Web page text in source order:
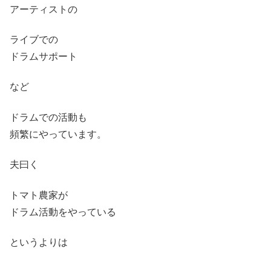
アーティストの
ライブでの
ドラムサポート
など
ドラムでの活動も
頻繁にやっています。
夫曰く
トマト農家が
ドラム活動をやっている
というよりは